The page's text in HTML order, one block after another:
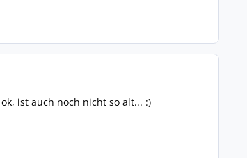
ist auch noch nicht so alt... :)